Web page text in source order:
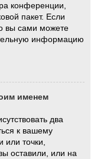
конференции,
пакет. Если
вы сами можете
информацию
именем
два
к вашему
или точки,
оставили, или на